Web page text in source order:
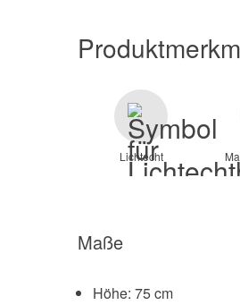
Lichtecht
Maße
Höhe: 75 cm